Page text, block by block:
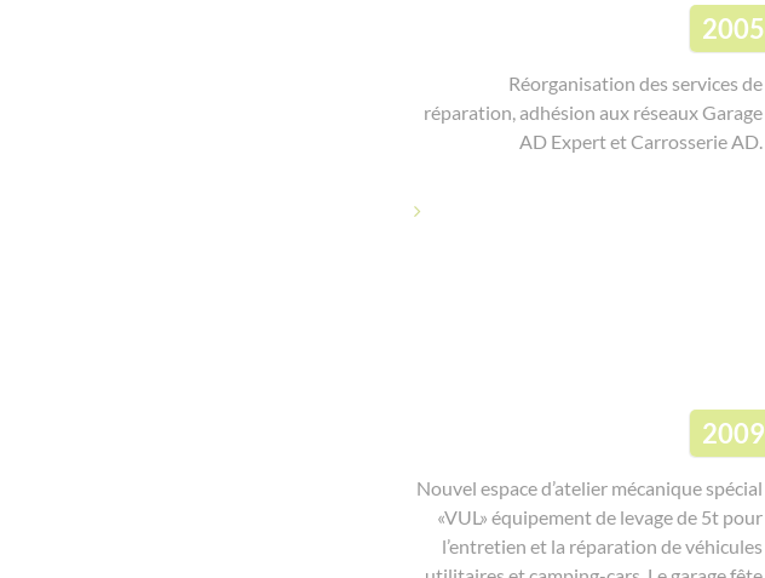
2005
Réorganisation des services de
réparation, adhésion aux réseaux Garage
AD Expert et Carrosserie AD.
2009
Nouvel espace d’atelier mécanique spécial
«VUL» équipement de levage de 5t pour
l’entretien et la réparation de véhicules